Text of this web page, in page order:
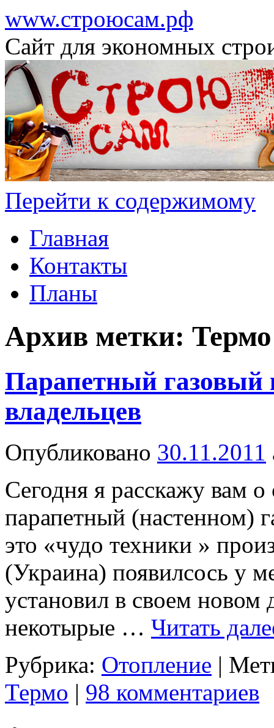
www.строюсам.рф
Сайт для экономных
Перейти к содержимому
Главная
Контакты
Планы
Архив метки: Термо
Парапетный газовый
владельцев
Опубликовано 30.11.2011
Сегодня я расскажу вам о
парапетный (настенном)
это «чудо техники »
(Украина) появилсось у
установил в своем новом
некотырые … Читать
Рубрика: Отопление |
Термо | 98 комментариев